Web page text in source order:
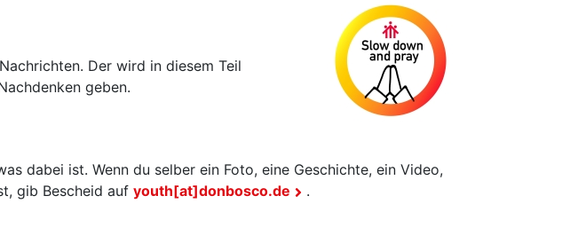
Der wird in diesem Teil
geben.
dabei ist. Wenn du selber ein Foto, eine Geschichte, ein Video,
gib Bescheid auf youth[at]donbosco.de .